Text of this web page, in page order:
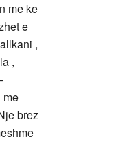
me ke
e
,
,
me
brez